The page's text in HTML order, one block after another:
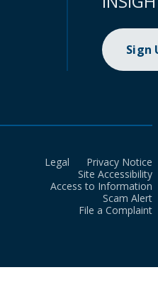
Sign
Legal
Privacy Notice
Site Accessibility
Access to Information
Scam Alert
File a Complaint